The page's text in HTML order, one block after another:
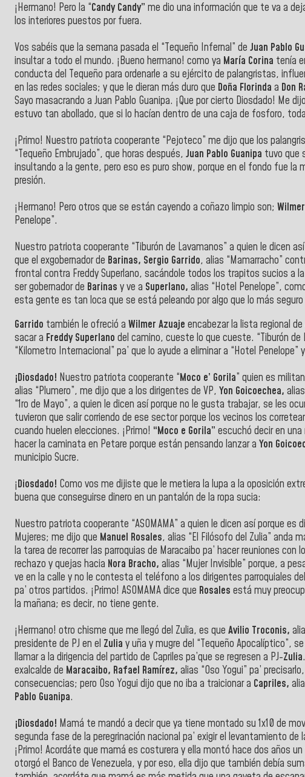
¡Hermano! Pero la “Candy Candy” me dio una información que te va a
los interiores puestos por fuera.
Vos sabéis que la semana pasada el “Tequeño Infernal” de Juan Pablo
insultar a todo el mundo. ¡Bueno hermano! como ya María Corina tenía
conducta del Tequeño para ordenarle a su ejército de palangristas,
en las redes sociales; y que le dieran más duro que Doña Florinda a Don
Sayo masacrando a Juan Pablo Guanipa. ¡Que por cierto Diosdado! Me
estuvo tan abollado, que si lo hacían dentro de una caja de fosforo,
¡Primo! Nuestro patriota cooperante “Pejoteco” me dijo que los
“Tequeño Embrujado”, que horas después, Juan Pablo Guanipa tuvo que
insultando a la gente, pero eso es puro show, porque en el fondo fue la
presión.
¡Hermano! Pero otros que se están cayendo a coñazo limpio son;
Penelope”.
Nuestro patriota cooperante “Tiburón de Lavamanos” a quien le dicen
que el exgobernador de Barinas, Sergio Garrido, alias “Mamarracho”
frontal contra Freddy Superlano, sacándole todos los trapitos sucios a
ser gobernador de Barinas y ve a Superlano, alias “Hotel Penelope”,
esta gente es tan loca que se está peleando por algo que lo más
Garrido también le ofreció a Wilmer Azuaje encabezar la lista regional de
sacar a Freddy Superlano del camino, cueste lo que cueste. “Tiburón de
“Kilometro Internacional” pa’ que lo ayude a eliminar a “Hotel
¡Diosdado! Nuestro patriota cooperante “Moco e’ Gorila” quien es
alias “Plumero”, me dijo que a los dirigentes de VP, Yon Goicoechea,
“1ro de Mayo”, a quien le dicen así porque no le gusta trabajar, se les
tuvieron que salir corriendo de ese sector porque los vecinos los
cuando huelen elecciones. ¡Primo! “Moco e Gorila” escuchó decir en
hacer la caminata en Petare porque están pensando lanzar a Yon
municipio Sucre.
¡Diosdado! Como vos me dijiste que le metiera la lupa a la oposición
buena que conseguirse dinero en un pantalón de la ropa sucia:
Nuestro patriota cooperante “ASOMAMA” a quien le dicen así porque
Mujeres; me dijo que Manuel Rosales, alias “El Filósofo del Zulia” anda
la tarea de recorrer las parroquias de Maracaibo pa’ hacer reuniones
rechazo y quejas hacia Nora Bracho, alias “Mujer Invisible” porque, a
ve en la calle y no le contesta el teléfono a los dirigentes parroquiales
pa’ otros partidos. ¡Primo! ASOMAMA dice que Rosales está muy
la mañana; es decir, no tiene gente.
¡Hermano! otro chisme que me llegó del Zulia, es que Avilio Troconis,
presidente de PJ en el Zulia y uña y mugre del “Tequeño Apocalíptico”,
llamar a la dirigencia del partido de Capriles pa’que se regresen a PJ-Zulia
exalcalde de Maracaibo, Rafael Ramírez, alias “Oso Yogui” pa’
consecuencias; pero Oso Yogui dijo que no iba a traicionar a Capriles,
Pablo Guanipa.
¡Diosdado! Mamá te mandó a decir que ya tiene montado su 1x10 de
segunda fase de la peregrinación nacional pa’ exigir el levantamiento
¡Primo! Acordáte que mamá es costurera y ella montó hace dos años
otorgó el Banco de Venezuela, y por eso, ella dijo que también debía